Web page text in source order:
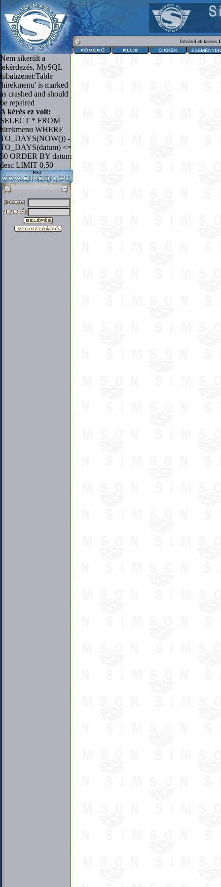
Üdvözöllek kedves
Nem sikerült a
lekérdezés, MySQL
hibaüzenet:Table
'hirekmenu' is marked
as crashed and should
be repaired
A kérés ez volt:
SELECT * FROM
hirekmenu WHERE
TO_DAYS(NOW()) -
TO_DAYS(datum) <=
50 ORDER BY datum
desc LIMIT 0,50
Pest